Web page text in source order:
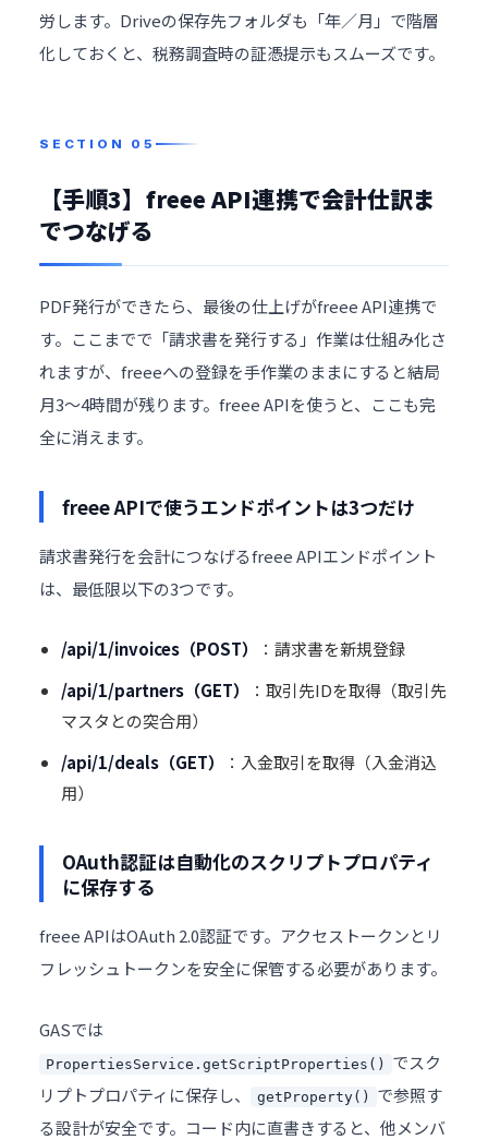
労します。Driveの保存先フォルダも「年／月」で階層
化しておくと、税務調査時の証憑提示もスムーズです。
【手順3】freee API連携で会計仕訳ま
でつなげる
PDF発行ができたら、最後の仕上げがfreee API連携で
す。ここまでで「請求書を発行する」作業は仕組み化さ
れますが、freeeへの登録を手作業のままにすると結局
月3〜4時間が残ります。freee APIを使うと、ここも完
全に消えます。
freee APIで使うエンドポイントは3つだけ
請求書発行を会計につなげるfreee APIエンドポイント
は、最低限以下の3つです。
/api/1/invoices（POST）
：請求書を新規登録
/api/1/partners（GET）
：取引先IDを取得（取引先
マスタとの突合用）
/api/1/deals（GET）
：入金取引を取得（入金消込
用）
OAuth認証は自動化のスクリプトプロパティ
に保存する
freee APIはOAuth 2.0認証です。アクセストークンとリ
フレッシュトークンを安全に保管する必要があります。
GASでは
PropertiesService.getScriptProperties()
でスク
リプトプロパティに保存し、
getProperty()
で参照す
る設計が安全です。コード内に直書きすると、他メンバ